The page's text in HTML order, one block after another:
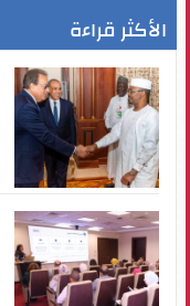
الأكثر قراءة